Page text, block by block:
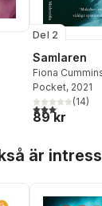
antal röster:
Del 2
Samlaren
Fiona
Pocket, 2021
3,1utav 5(14)
89 kr
är